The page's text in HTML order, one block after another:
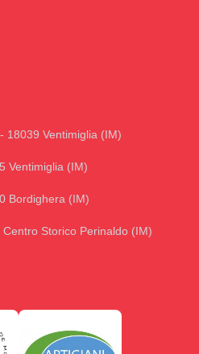
18039 Ventimiglia (IM)
Ventimiglia (IM)
Bordighera (IM)
Storico Perinaldo (IM)